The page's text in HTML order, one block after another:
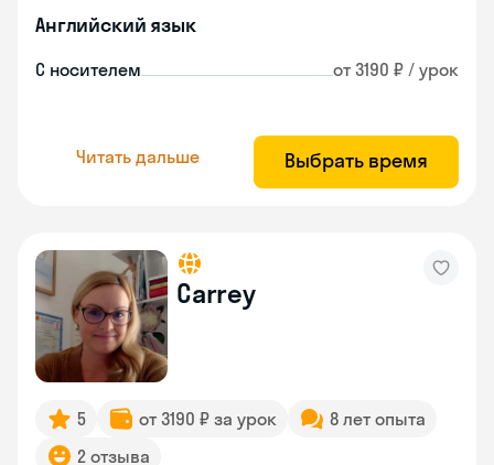
Английский язык
С носителем от 3190 ₽ / урок
Читать дальше Выбрать время
Carrey
5 от 3190 ₽ за урок
8 лет опыта
2 отзыва